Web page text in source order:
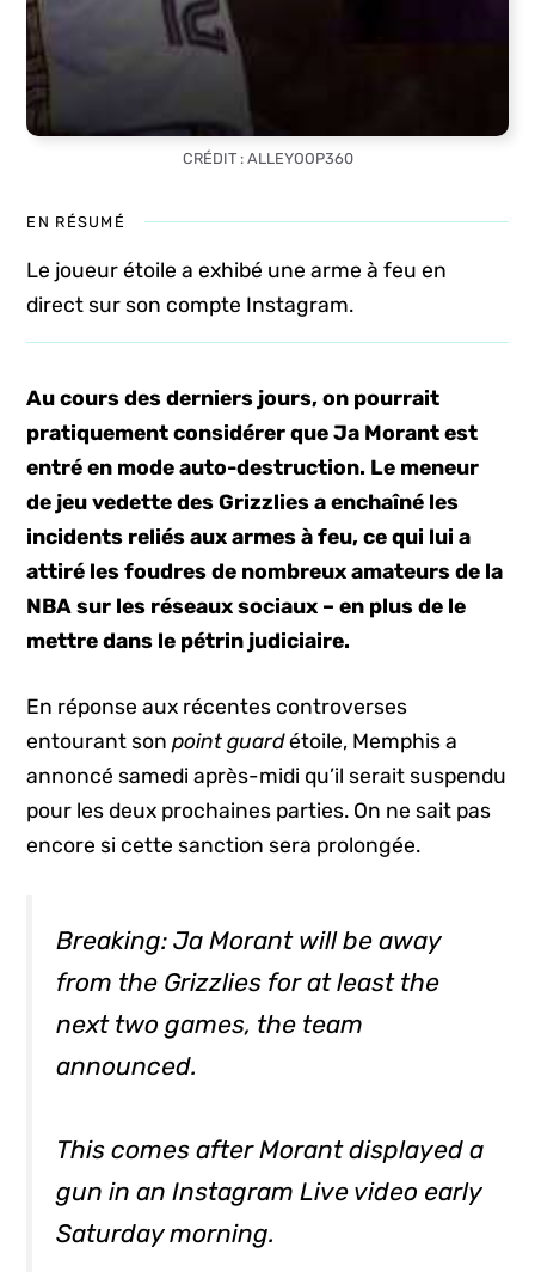
CRÉDIT : ALLEYOOP360
EN RÉSUMÉ
Le joueur étoile a exhibé une arme à feu en
direct sur son compte Instagram.
Au cours des derniers jours, on pourrait
pratiquement considérer que Ja Morant est
entré en mode auto-destruction. Le meneur
de jeu vedette des Grizzlies a enchaîné les
incidents reliés aux armes à feu, ce qui lui a
attiré les foudres de nombreux amateurs de la
NBA sur les réseaux sociaux – en plus de le
mettre dans le pétrin judiciaire.
En réponse aux récentes controverses
entourant sonpoint guardétoile, Memphis a
annoncé samedi après-midi qu’il serait suspendu
pour les deux prochaines parties. On ne sait pas
encore si cette sanction sera prolongée.
Breaking: Ja Morant will be away
from the Grizzlies for at least the
next two games, the team
announced.
This comes after Morant displayed a
gun in an Instagram Live video early
Saturday morning.